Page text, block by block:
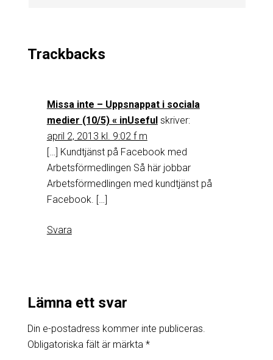
Trackbacks
Missa inte – Uppsnappat i sociala
medier (10/5) « inUseful skriver:
april 2, 2013 kl. 9:02 f m
[…] Kundtjänst på Facebook med
Arbetsförmedlingen Så här jobbar
Arbetsförmedlingen med kundtjänst på
Facebook. […]
Svara
Lämna ett svar
Din e-postadress kommer inte publiceras.
Obligatoriska fält är märkta *